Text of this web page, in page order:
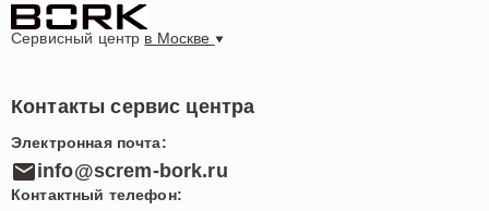
Сервисный центр в Москве
Контакты сервис центра
Электронная почта:
info@screm-bork.ru
Контактный телефон: